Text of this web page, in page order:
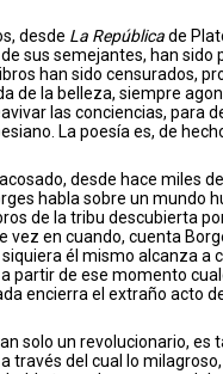
desde La Repúblicade
sus semejantes, han
han sido censurados,
de la belleza, siempre
las conciencias, para
La poesía es, de
desde hace miles
habla sobre un mundo
de la tribu descubierta
vez en cuando, cuenta
él mismo alcanza a
a partir de ese momento
encierra el extraño acto
solo un revolucionario,
través del cual lo